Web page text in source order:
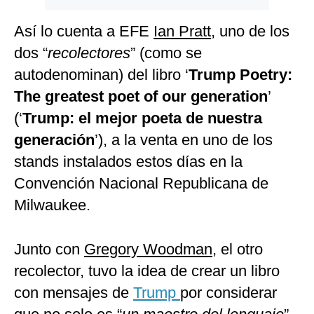
Así lo cuenta a EFE Ian Pratt, uno de los
dos “recolectores” (como se
autodenominan) del libro ‘Trump Poetry:
The greatest poet of our generation’
(‘Trump: el mejor poeta de nuestra
generación’), a la venta en uno de los
stands instalados estos días en la
Convención Nacional Republicana de
Milwaukee.
Junto con Gregory Woodman, el otro
recolector, tuvo la idea de crear un libro
con mensajes de Trump por considerar